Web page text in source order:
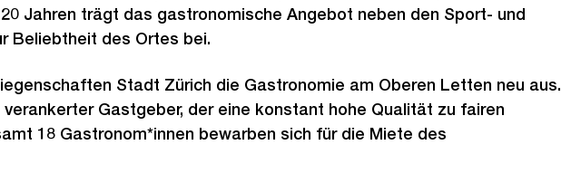
Jahren trägt das gastronomische Angebot neben den Sport- und
Beliebtheit des Ortes bei.
Stadt Zürich die Gastronomie am Oberen Letten neu aus.
Gastgeber, der eine konstant hohe Qualität zu fairen
18 Gastronom*innen bewarben sich für die Miete des